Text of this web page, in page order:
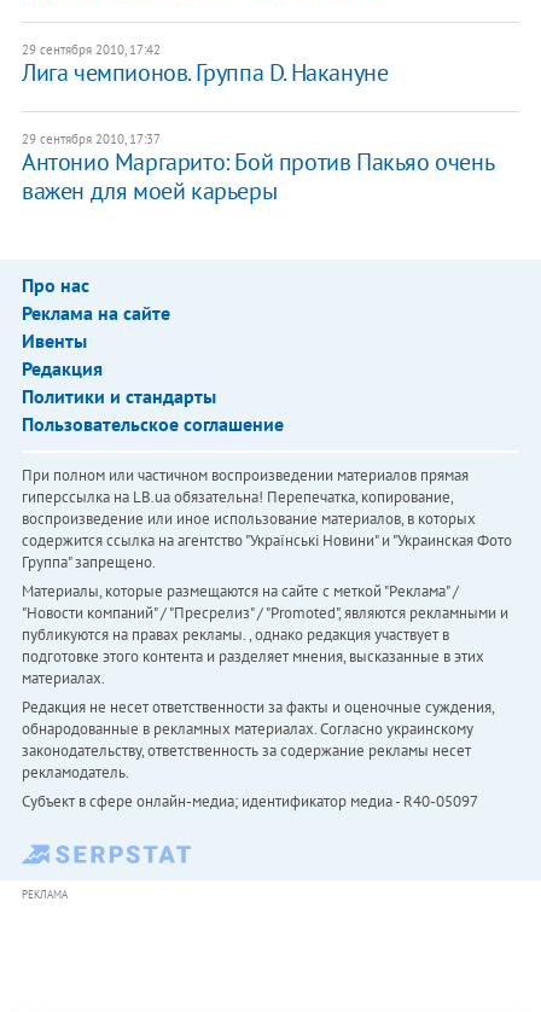
29 сентября 2010, 17:42
Лига чемпионов. Группа D. Накануне
29 сентября 2010, 17:37
Антонио Маргарито: Бой против Пакьяо очень
важен для моей карьеры
Про нас
Реклама на сайте
Ивенты
Редакция
Политики и стандарты
Пользовательское соглашение
При полном или частичном воспроизведении материалов прямая
гиперссылка на LB.ua обязательна! Перепечатка, копирование,
воспроизведение или иное использование материалов, в которых
содержится ссылка на агентство "Українськi Новини" и "Украинская Фото
Группа" запрещено.
Материалы, которые размещаются на сайте с меткой "Реклама" /
"Новости компаний" / "Пресрелиз" / "Promoted", являются рекламными и
публикуются на правах рекламы. , однако редакция участвует в
подготовке этого контента и разделяет мнения, высказанные в этих
материалах.
Редакция не несет ответственности за факты и оценочные суждения,
обнародованные в рекламных материалах. Согласно украинскому
законодательству, ответственность за содержание рекламы несет
рекламодатель.
Субъект в сфере онлайн-медиа; идентификатор медиа - R40-05097
РЕКЛАМА